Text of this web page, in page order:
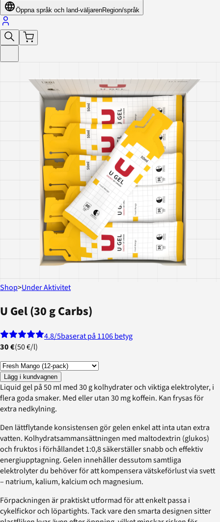
Öppna språk och land-väljarenRegion/språk
Shop>Under Aktivitet
U Gel (30 g Carbs)
4.8/5baserat på 1106 betyg
30 €(50 €/l)
Lägg i kundvagnen
Liquid gel på 50 ml med 30 g kolhydrater och viktiga elektrolyter, i
flera goda smaker. Med eller utan 30 mg koffein. Kan frysas för
extra nedkylning.
Den lättflytande konsistensen gör gelen enkel att inta utan extra
vatten. Kolhydratsammansättningen med maltodextrin (glukos)
och fruktos i förhållandet 1:0,8 säkerställer snabb och effektiv
energiupptagning. Gelen innehåller dessutom samtliga
elektrolyter du behöver för att kompensera vätskeförlust via svett
– natrium, kalium, kalcium och magnesium.
Förpackningen är praktiskt utformad för att enkelt passa i
cykelfickor och löpartights. Tack vare den smarta designen sitter